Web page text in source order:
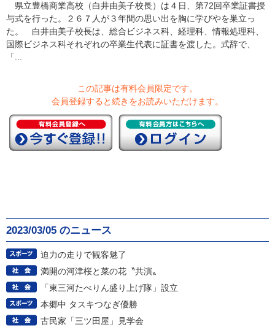
県立豊橋商業高校（白井由美子校長）は４日、第72回卒業証書授
与式を行った。２６７人が３年間の思い出を胸に学びやを巣立っ
た。 白井由美子校長は、総合ビジネス科、経理科、情報処理科、
国際ビジネス科それぞれの卒業生代表に証書を渡した。式辞で、
「...
この記事は有料会員限定です。
会員登録すると続きをお読みいただけます。
2023/03/05 のニュース
迫力の走りで観客魅了
満開の河津桜と菜の花〝共演〟
「東三河たべりん盛り上げ隊」設立
本郷中 タスキつなぎ優勝
古民家「三ツ田屋」見学会